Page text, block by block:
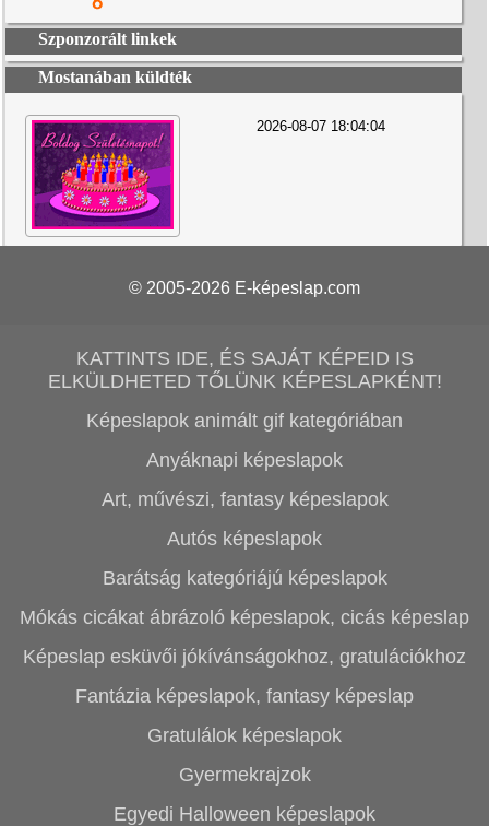
Szponzorált linkek
Mostanában küldték
2026-08-07 18:04:04
© 2005-2026 E-képeslap.com
KATTINTS IDE, ÉS SAJÁT KÉPEID IS
ELKÜLDHETED TŐLÜNK KÉPESLAPKÉNT!
Képeslapok animált gif kategóriában
Anyáknapi képeslapok
Art, művészi, fantasy képeslapok
Autós képeslapok
Barátság kategóriájú képeslapok
Mókás cicákat ábrázoló képeslapok, cicás képeslap
Képeslap esküvői jókívánságokhoz, gratulációkhoz
Fantázia képeslapok, fantasy képeslap
Gratulálok képeslapok
Gyermekrajzok
Egyedi Halloween képeslapok